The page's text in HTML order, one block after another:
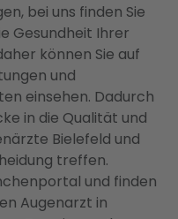
bei uns finden Sie
Gesundheit Ihrer
können Sie auf
und
einsehen. Dadurch
in die Qualität und
Bielefeld und
treffen.
und finden
Augenarzt in